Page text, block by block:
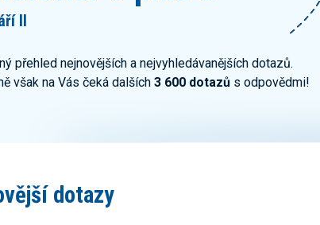
II
přehled nejnovějších a nejvyhledávanějších dotazů.
však na Vás čeká dalších 3 600 dotazů s odpovědmi!
dotazy